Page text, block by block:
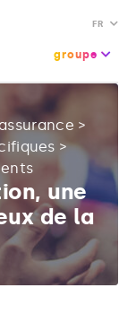
FR
groupe
>
>
une
de la